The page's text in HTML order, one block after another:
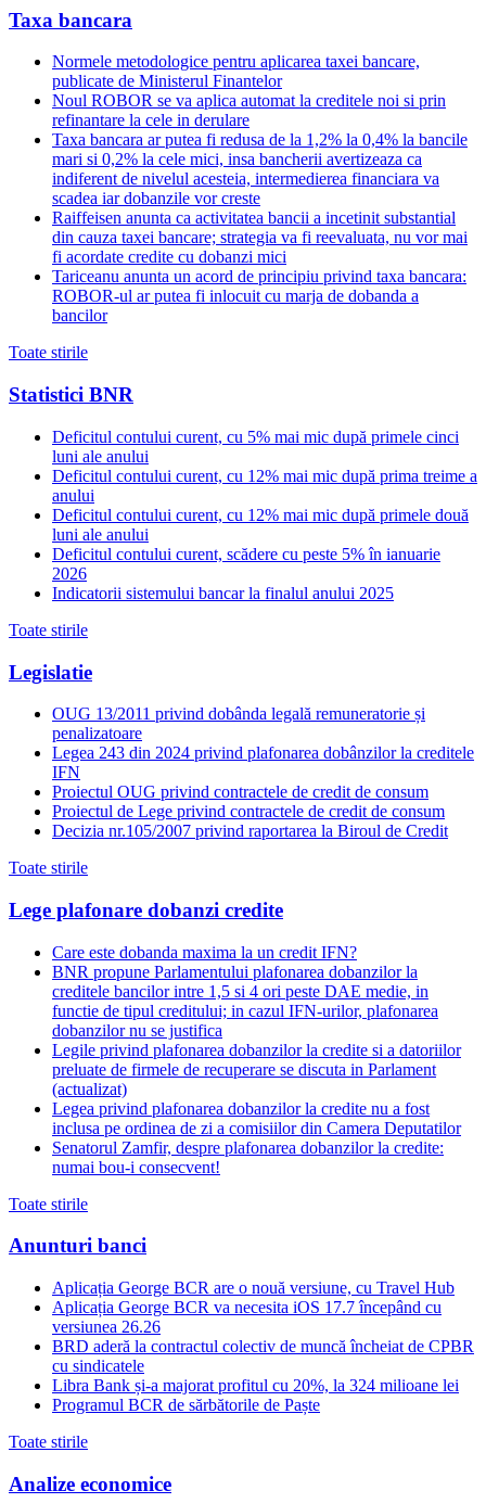
Taxa bancara
Normele metodologice pentru aplicarea taxei bancare,
publicate de Ministerul Finantelor
Noul ROBOR se va aplica automat la creditele noi si prin
refinantare la cele in derulare
Taxa bancara ar putea fi redusa de la 1,2% la 0,4% la bancile
mari si 0,2% la cele mici, insa bancherii avertizeaza ca
indiferent de nivelul acesteia, intermedierea financiara va
scadea iar dobanzile vor creste
Raiffeisen anunta ca activitatea bancii a incetinit substantial
din cauza taxei bancare; strategia va fi reevaluata, nu vor mai
fi acordate credite cu dobanzi mici
Tariceanu anunta un acord de principiu privind taxa bancara:
ROBOR-ul ar putea fi inlocuit cu marja de dobanda a
bancilor
Toate stirile
Statistici BNR
Deficitul contului curent, cu 5% mai mic după primele cinci
luni ale anului
Deficitul contului curent, cu 12% mai mic după prima treime a
anului
Deficitul contului curent, cu 12% mai mic după primele două
luni ale anului
Deficitul contului curent, scădere cu peste 5% în ianuarie
2026
Indicatorii sistemului bancar la finalul anului 2025
Toate stirile
Legislatie
OUG 13/2011 privind dobânda legală remuneratorie și
penalizatoare
Legea 243 din 2024 privind plafonarea dobânzilor la creditele
IFN
Proiectul OUG privind contractele de credit de consum
Proiectul de Lege privind contractele de credit de consum
Decizia nr.105/2007 privind raportarea la Biroul de Credit
Toate stirile
Lege plafonare dobanzi credite
Care este dobanda maxima la un credit IFN?
BNR propune Parlamentului plafonarea dobanzilor la
creditele bancilor intre 1,5 si 4 ori peste DAE medie, in
functie de tipul creditului; in cazul IFN-urilor, plafonarea
dobanzilor nu se justifica
Legile privind plafonarea dobanzilor la credite si a datoriilor
preluate de firmele de recuperare se discuta in Parlament
(actualizat)
Legea privind plafonarea dobanzilor la credite nu a fost
inclusa pe ordinea de zi a comisiilor din Camera Deputatilor
Senatorul Zamfir, despre plafonarea dobanzilor la credite:
numai bou-i consecvent!
Toate stirile
Anunturi banci
Aplicația George BCR are o nouă versiune, cu Travel Hub
Aplicația George BCR va necesita iOS 17.7 începând cu
versiunea 26.26
BRD aderă la contractul colectiv de muncă încheiat de CPBR
cu sindicatele
Libra Bank și-a majorat profitul cu 20%, la 324 milioane lei
Programul BCR de sărbătorile de Paște
Toate stirile
Analize economice